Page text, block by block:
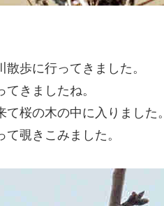
歩に行ってきました。
きましたね。
桜の木の中に入りました。
て覗きこみました。